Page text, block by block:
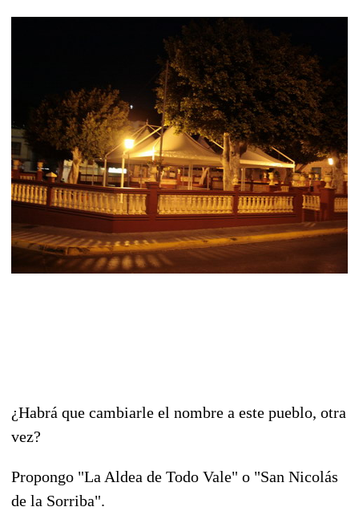
¿Habrá que cambiarle el nombre a este pueblo, otra
vez?
Propongo "La Aldea de Todo Vale" o "San Nicolás
de la Sorriba".